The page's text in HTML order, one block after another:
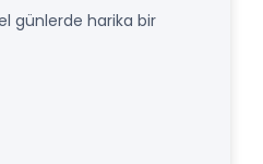
günlerde harika bir